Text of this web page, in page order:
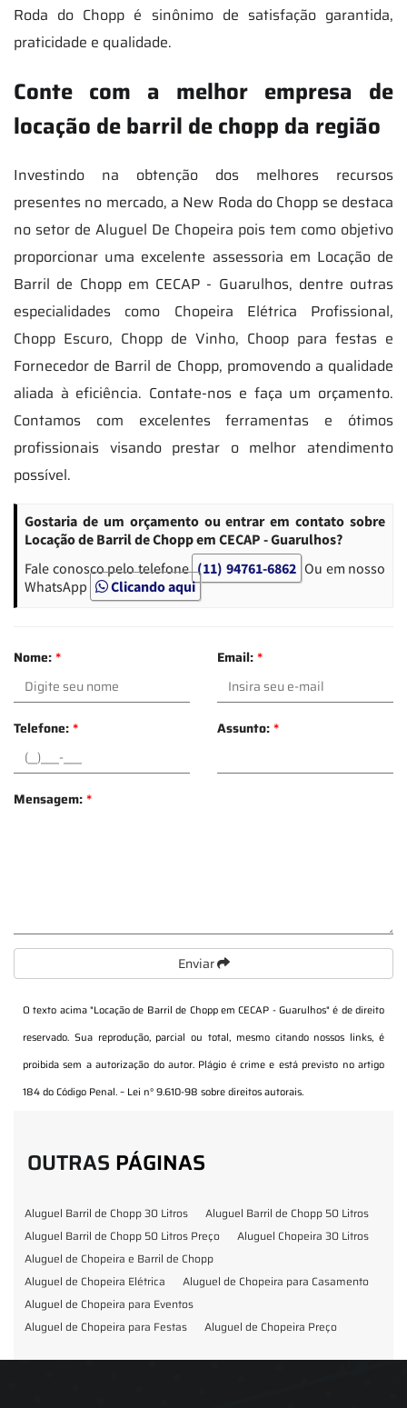
Roda do Chopp é sinônimo de satisfação garantida,
praticidade e qualidade.
Conte com a melhor empresa de
locação de barril de chopp da região
Investindo na obtenção dos melhores recursos
presentes no mercado, a New Roda do Chopp se destaca
no setor de Aluguel De Chopeira pois tem como objetivo
proporcionar uma excelente assessoria em Locação de
Barril de Chopp em CECAP - Guarulhos, dentre outras
especialidades como Chopeira Elétrica Profissional,
Chopp Escuro, Chopp de Vinho, Choop para festas e
Fornecedor de Barril de Chopp, promovendo a qualidade
aliada à eficiência. Contate-nos e faça um orçamento.
Contamos com excelentes ferramentas e ótimos
profissionais visando prestar o melhor atendimento
possível.
Gostaria de um orçamento ou entrar em contato sobre
Locação de Barril de Chopp em CECAP - Guarulhos?
Fale conosco pelo telefone (11) 94761-6862 Ou em nosso
WhatsApp
Clicando aqui
Nome:* Email:*
Telefone:* Assunto:*
Mensagem:*
Enviar
O texto acima "Locação de Barril de Chopp em CECAP - Guarulhos" é de direito
reservado. Sua reprodução, parcial ou total, mesmo citando nossos links, é
proibida sem a autorização do autor. Plágio é crime e está previsto no artigo
184 do Código Penal. – Lei n° 9.610-98 sobre direitos autorais.
OUTRAS PÁGINAS
Aluguel Barril de Chopp 30 Litros
Aluguel Barril de Chopp 50 Litros
Aluguel Barril de Chopp 50 Litros Preço
Aluguel Chopeira 30 Litros
Aluguel de Chopeira e Barril de Chopp
Aluguel de Chopeira Elétrica
Aluguel de Chopeira para Casamento
Aluguel de Chopeira para Eventos
Aluguel de Chopeira para Festas
Aluguel de Chopeira Preço